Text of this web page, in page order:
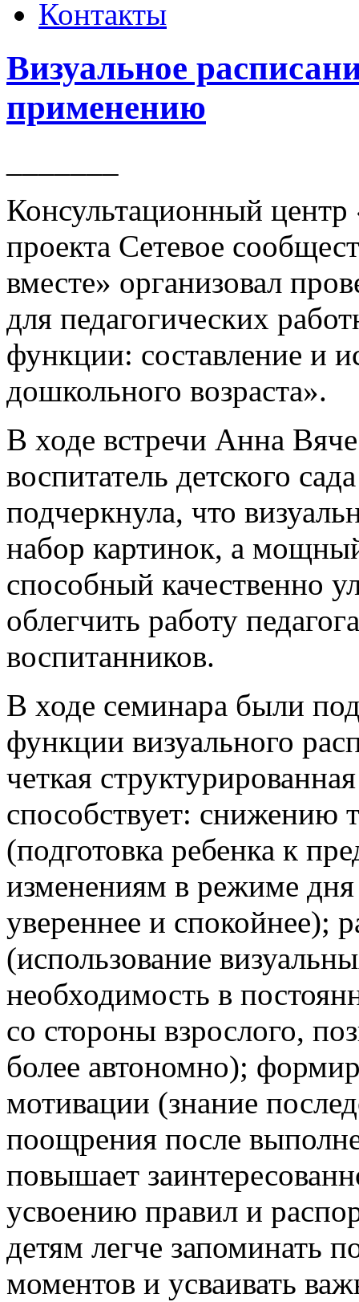
Контакты
Визуальное
применению
Консультационный
проекта Сетевое
вместе» организовал
для педагогических
функции: составление и
дошкольного возраста».
В ходе встречи Анна
воспитатель детского
подчеркнула, что
набор картинок, а
способный качественно
облегчить работу
воспитанников.
В ходе семинара были
функции визуального
четкая
способствует: снижению
(подготовка ребенка к
изменениям в режиме дня
увереннее и спокойнее);
(использование
необходимость в
со стороны взрослого,
более автономно);
мотивации (знание
поощрения после
повышает
усвоению правил и
детям легче запоминать
моментов и усваивать